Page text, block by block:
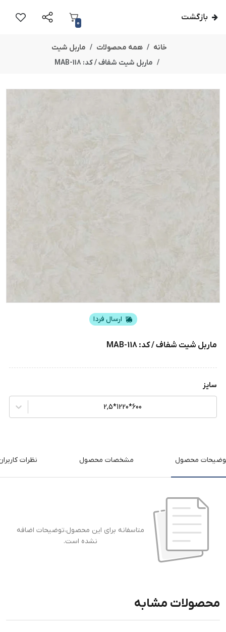
بازگشت
0
خانه همه محصولات
ماربل شیت
ماربل شیت شفاف / کد: MAB-118
ارسال فردا
ماربل شیت شفاف / کد: MAB-118
سایز
600*1220*2,5
محصول مشخصات محصول نظرات
متاسفانه برای این محصول،توضیحات اضافه
نشده است.
محصولات مشابه